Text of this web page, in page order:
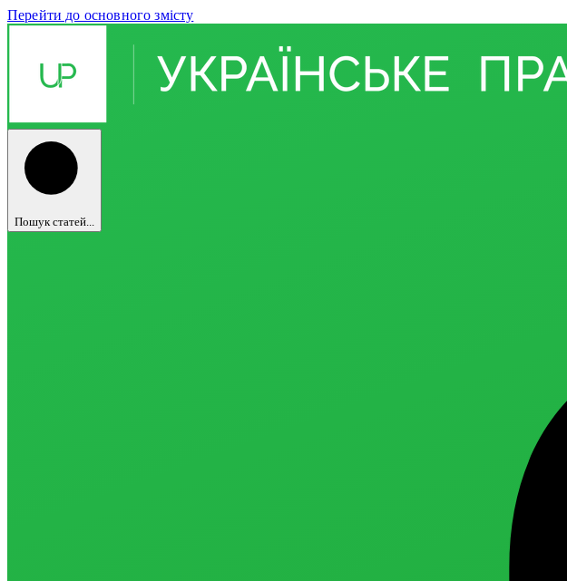
Перейти до основного змісту
Пошук статей...